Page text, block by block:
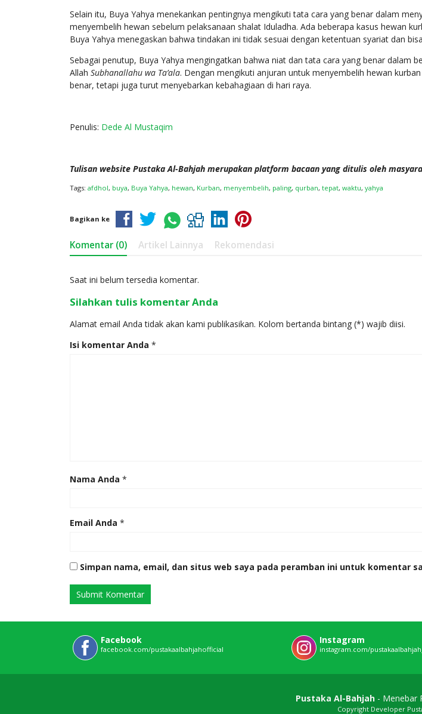
Selain itu, Buya Yahya menekankan pentingnya mengikuti tata cara yang benar dalam
menyembelih hewan sebelum pelaksanaan shalat Iduladha. Ada beberapa kasus hewan
Buya Yahya menegaskan bahwa tindakan ini tidak sesuai dengan ketentuan syariat dan
Sebagai penutup, Buya Yahya mengingatkan bahwa niat dan tata cara yang benar dalam
Allah Subhanallahu wa Ta’ala. Dengan mengikuti anjuran untuk menyembelih hewan
benar, tetapi juga turut menyebarkan kebahagiaan di hari raya.
Penulis: Dede Al Mustaqim
Tulisan website Pustaka Al-Bahjah merupakan platform bacaan yang ditulis oleh
Tags: afdhol, buya, Buya Yahya, hewan, Kurban, menyembelih, paling, qurban, tepat, waktu, yahya
Bagikan ke
Komentar (0) Artikel Lainnya Rekomendasi
Saat ini belum tersedia komentar.
Silahkan tulis komentar Anda
Alamat email Anda tidak akan kami publikasikan. Kolom bertanda bintang (*) wajib diisi.
Isi komentar Anda *
Nama Anda *
Email Anda *
Simpan nama, email, dan situs web saya pada peramban ini untuk komentar
Facebook
facebook.com/pustakaalbahjahofficial
Instagram
instagram.com/
Pustaka Al-Bahjah - Menebar
Copyright Developer